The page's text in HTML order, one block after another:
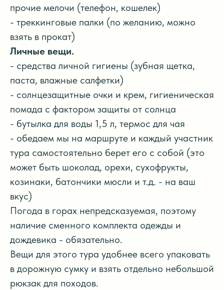
прочие мелочи (телефон, кошелек)
- треккинговые палки (по желанию, можно
взять в прокат)
Личные вещи.
- средства личной гигиены (зубная щетка,
паста, влажные салфетки)
- солнцезащитные очки и крем, гигиеническая
помада с фактором защиты от солнца
- бутылка для воды 1,5 л, термос для чая
- обедаем мы на маршруте и каждый участник
тура самостоятельно берет его с собой (это
может быть шоколад, орехи, сухофрукты,
козинаки, батончики мюсли и т.д. - на ваш
вкус)
Погода в горах непредсказуемая, поэтому
наличие сменного комплекта одежды и
дождевика - обязательно.
Вещи для этого тура удобнее всего упаковать
в дорожную сумку и взять отдельно небольшой
рюкзак для походов.